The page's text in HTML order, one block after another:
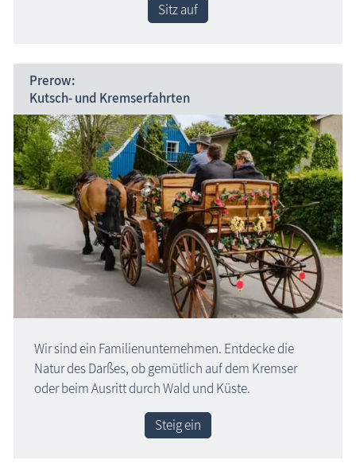
Sitz auf
Prerow:
Kutsch- und Kremserfahrten
Wir sind ein Familien­unternehmen. Entdecke die
Natur des Darßes, ob gemütlich auf dem Kremser
oder beim Ausritt durch Wald und Küste.
Steig ein